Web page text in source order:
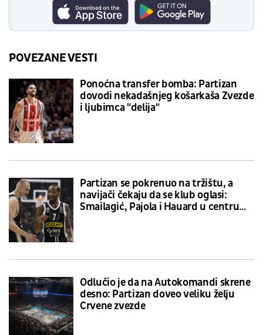
POVEZANE VESTI
Ponoćna transfer bomba: Partizan
dovodi nekadašnjeg košarkaša Zvezde
i ljubimca "delija"
Partizan se pokrenuo na tržištu, a
navijači čekaju da se klub oglasi:
Smailagić, Pajola i Hauard u centru
Odlučio je da na Autokomandi skrene
desno: Partizan doveo veliku želju
Crvene zvezde